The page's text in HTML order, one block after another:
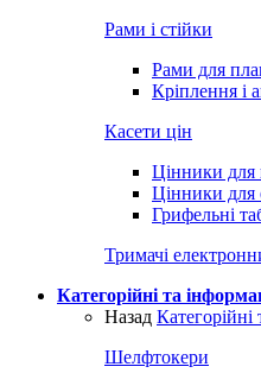
Рами і стійки
Рами для
Кріплення і
Касети цін
Цінники для
Цінники для
Грифельні
Тримачі
Категорійні та
Назад Категорійні
Шелфтокери